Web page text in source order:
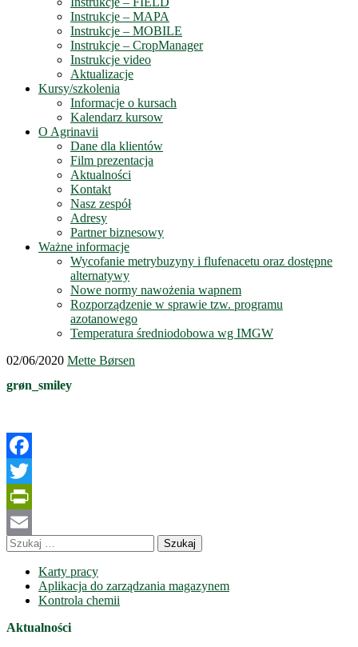
Instrukcje – MAPA
Instrukcje – MOBILE
Instrukcje – CropManager
Instrukcje video
Aktualizacje
Kursy/szkolenia
Informacje o kursach
Kalendarz kursow
O Agrinavii
Dane dla klientów
Film prezentacja
Aktualności
Kontakt
Nasz zespół
Adresy
Partner biznesowy
Ważne informacje
Wycofanie metrybuzyny i flufenacetu oraz dostępne
alternatywy
Nowe normy nawożenia wapnem
Rozporządzenie w sprawie tzw. programu
azotanowego
Temperatura średniodobowa wg IMGW
02/06/2020 Mette Børsen
grøn_smiley
Facebook
Twitter
PrintFriendly
Email
Szukaj:
Karty pracy
Aplikacja do zarządzania magazynem
Kontrola chemii
Aktualności